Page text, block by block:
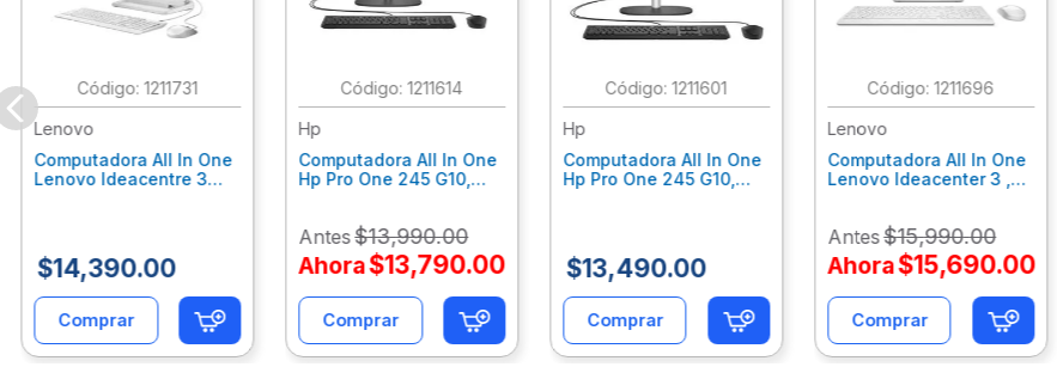
:1211731
Lenovo
Computadora All In One
Lenovo Ideacentre 3
F0G1014Ald
$14,390.00
Comprar
:1211614
Hp
Computadora All In One
Hp Pro One 245 G10,
Fhd, Win11Home
9P7K6La
Antes$13,990.00
Ahora$13,790.00
Comprar
:1211601
Hp
Computadora All In One
Hp Pro One 245 G10,
9P7K5La
$13,490.00
Comprar
:1211696
Lenovo
Computadora All In One
Lenovo Ideacenter 3 ,
Fhd, Win11 Home
F0G1014Nld
Antes$15,990.00
Ahora$15,690.00
Comprar